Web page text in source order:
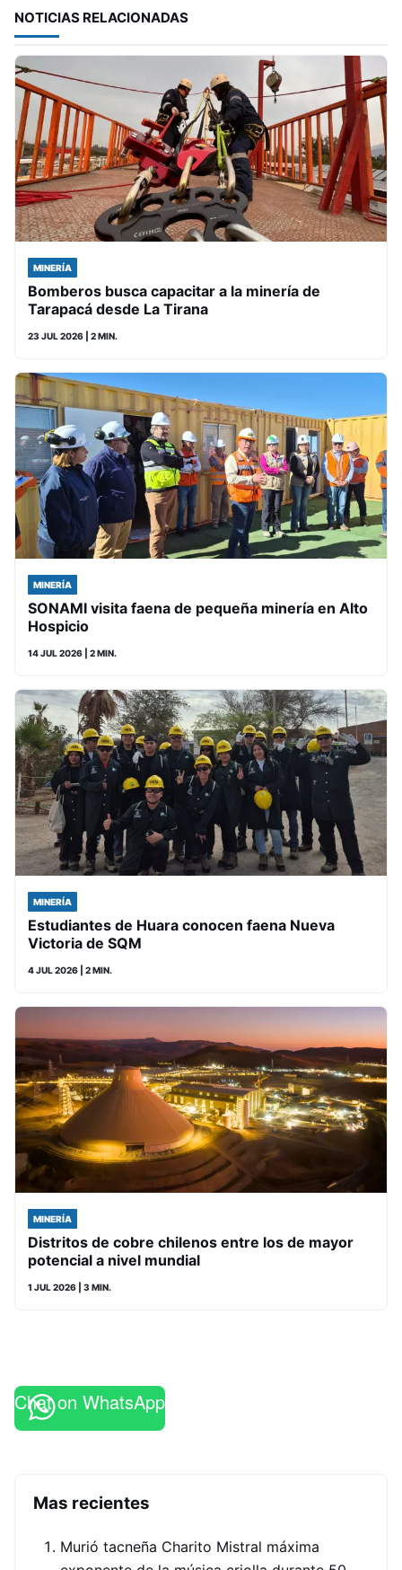
NOTICIAS RELACIONADAS
MINERÍA
Bomberos busca capacitar a la minería de
Tarapacá desde La Tirana
23 JUL 2026 | 2 MIN.
MINERÍA
SONAMI visita faena de pequeña minería en Alto
Hospicio
14 JUL 2026 | 2 MIN.
MINERÍA
Estudiantes de Huara conocen faena Nueva
Victoria de SQM
4 JUL 2026 | 2 MIN.
MINERÍA
Distritos de cobre chilenos entre los de mayor
potencial a nivel mundial
1 JUL 2026 | 3 MIN.
Chat on WhatsApp
Mas recientes
Murió tacneña Charito Mistral máxima